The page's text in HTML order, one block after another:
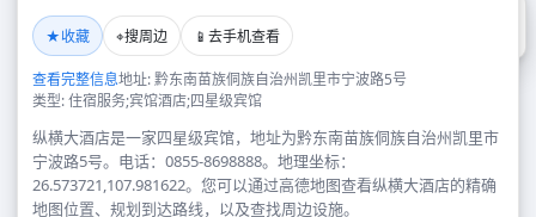
★收藏 ⌖搜周边 📱 去手机查看
查看完整信息地址: 黔东南苗族侗族自治州凯里市宁波路5号
类型: 住宿服务;宾馆酒店;四星级宾馆
纵横大酒店是一家四星级宾馆，地址为黔东南苗族侗族自治州凯里市
宁波路5号。电话：0855-8698888。地理坐标：
26.573721,107.981622。您可以通过高德地图查看纵横大酒店的精确
地图位置、规划到达路线，以及查找周边设施。